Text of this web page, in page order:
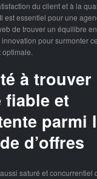
du client et à la
est essentiel pour une
de trouver un équilibre
pour surmonter
à trouver
fiable et
parmi
d’offres
saturé et concurrentiel